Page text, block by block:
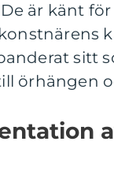
är känt
sitt
örhängen